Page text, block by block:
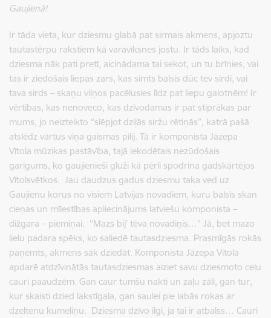
Gaujienā!
Ir tāda vieta, kur dziesmu glabā pat sirmais akmens, apjoztu
tautastērpu rakstiem kā varavīksnes jostu. Ir tāds laiks, kad
dziesma nāk pati pretī, aicinādama tai sekot, un tu brīnies, vai
tas ir ziedošais liepas zars, kas simts balsīs dūc tev sirdī, vai
tava sirds – skaņu viļņos pacēlusies līdz pat liepu galotnēm! Ir
vērtības, kas nenoveco, kas dzīvodamas ir pat stiprākas par
mums, jo neizteikto “slēpjot dziļās siržu rētiņās”, katrā pašā
atslēdz vārtus viņa gaismas pilij. Tā ir komponista Jāzepa
Vītola mūzikas pastāvība, tajā iekodētais nezūdošais
garīgums, ko gaujienieši gluži kā pērli spodrina gadskārtējos
Vītolsvētkos. Jau daudzus gadus dziesmu taka ved uz
Gaujienu korus no visiem Latvijas novadiem, kuru balsīs skan
cieņas un mīlestības apliecinājums latviešu komponista –
dižgara – piemiņai. “Mazs bij’ tēva novadiņis…” Jā, bet mazo
lielu padara spēks, ko saliedē tautasdziesma. Prasmīgās rokās
paņemts, akmens sāk dziedāt. Komponista Jāzepa Vītola
apdarē atdzīvinātās tautasdziesmas aiziet savu dziesmoto ceļu
cauri paaudzēm. Gan caur tumšu nakti un zaļu zāli, gan tur,
kur skaisti dzied lakstīgala, gan saulei pie labās rokas ar
dzeltenu kumeliņu. Dziesma dzīvo ilgi, ja tai ir atbalss… Cauri